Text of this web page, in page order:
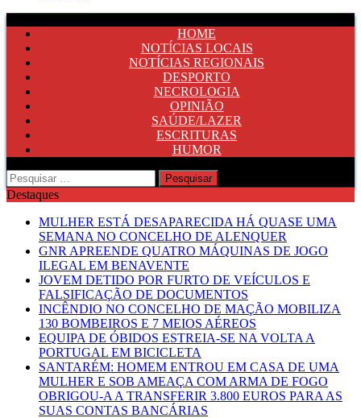
HOME
NOTÍCIAS LOCAIS
NOTÍCIAS REGIONAIS
DESPORTO
NECROLOGIA
OPINIÃO
SAÚDE/LAZER
ESCRITURAS
HUMOR
Pesquisar
por:
Destaques
MULHER ESTÁ DESAPARECIDA HÁ QUASE UMA
SEMANA NO CONCELHO DE ALENQUER
GNR APREENDE QUATRO MÁQUINAS DE JOGO
ILEGAL EM BENAVENTE
JOVEM DETIDO POR FURTO DE VEÍCULOS E
FALSIFICAÇÃO DE DOCUMENTOS
INCÊNDIO NO CONCELHO DE MAÇÃO MOBILIZA
130 BOMBEIROS E 7 MEIOS AÉREOS
EQUIPA DE ÓBIDOS ESTREIA-SE NA VOLTA A
PORTUGAL EM BICICLETA
SANTARÉM: HOMEM ENTROU EM CASA DE UMA
MULHER E SOB AMEAÇA COM ARMA DE FOGO
OBRIGOU-A A TRANSFERIR 3.800 EUROS PARA AS
SUAS CONTAS BANCÁRIAS